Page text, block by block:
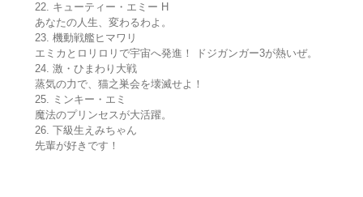
22. キューティー・エミー H
あなたの人生、変わるわよ。
23. 機動戦艦ヒマワリ
エミカとロリロリで宇宙へ発進！ ドジガンガー3が熱いぜ。
24. 激・ひまわり大戦
蒸気の力で、猫之巣会を壊滅せよ！
25. ミンキー・エミ
魔法のプリンセスが大活躍。
26. 下級生えみちゃん
先輩が好きです！